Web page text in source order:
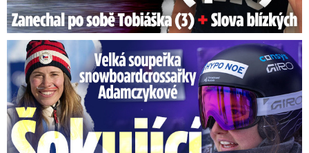
Velká soupeřka Adamczykové: Šokující konec!